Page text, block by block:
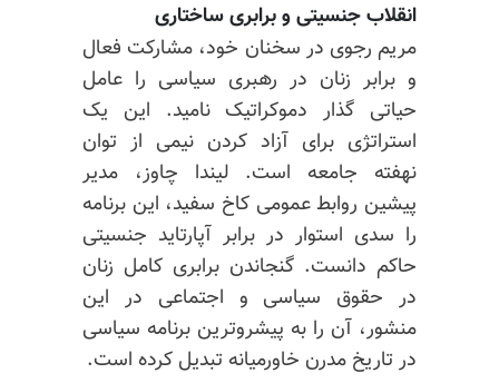
انقلاب جنسیتی و برابری ساختاری
مریم رجوی در سخنان خود، مشارکت فعال
و برابر زنان در رهبری سیاسی را عامل
حیاتی گذار دموکراتیک نامید. این یک
استراتژی برای آزاد کردن نیمی از توان
نهفته جامعه است. لیندا چاوز، مدیر
پیشین روابط عمومی کاخ سفید، این برنامه
را سدی استوار در برابر آپارتاید جنسیتی
حاکم دانست. گنجاندن برابری کامل زنان
در حقوق سیاسی و اجتماعی در این
منشور، آن را به پیشروترین برنامه سیاسی
در تاریخ مدرن خاورمیانه تبدیل کرده است.